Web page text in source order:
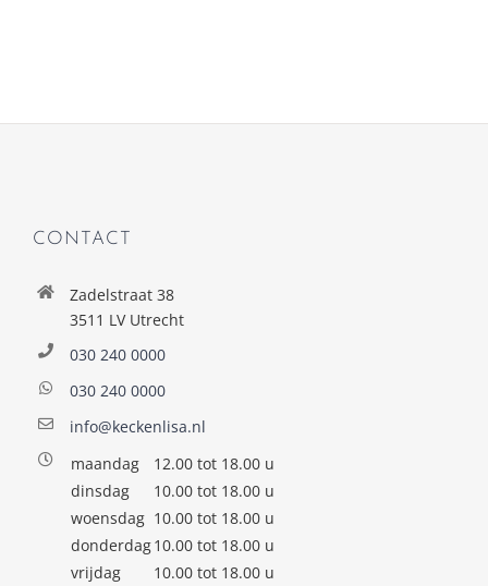
CONTACT
Zadelstraat 38
3511 LV Utrecht
030 240 0000
030 240 0000
info@keckenlisa.nl
maandag
12.00 tot 18.00 u
dinsdag
10.00 tot 18.00 u
woensdag 10.00 tot 18.00 u
donderdag10.00 tot 18.00 u
vrijdag
10.00 tot 18.00 u